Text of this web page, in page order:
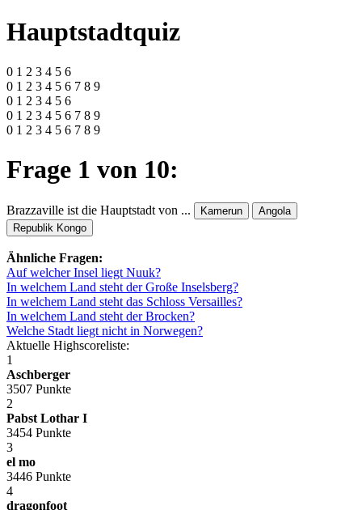
Hauptstadtquiz
0 1 2 3 4 5 6
0 1 2 3 4 5 6 7 8 9
0 1 2 3 4 5 6
0 1 2 3 4 5 6 7 8 9
0 1 2 3 4 5 6 7 8 9
Frage 1 von 10:
Brazzaville ist die Hauptstadt von ... Kamerun
Angola
Republik Kongo
Ähnliche Fragen:
Auf welcher Insel liegt Nuuk?
In welchem Land steht der Große Inselsberg?
In welchem Land steht das Schloss Versailles?
In welchem Land steht der Brocken?
Welche Stadt liegt nicht in Norwegen?
Aktuelle Highscoreliste:
1
Aschberger
3507 Punkte
2
Pabst Lothar I
3454 Punkte
3
el mo
3446 Punkte
4
dragonfoot